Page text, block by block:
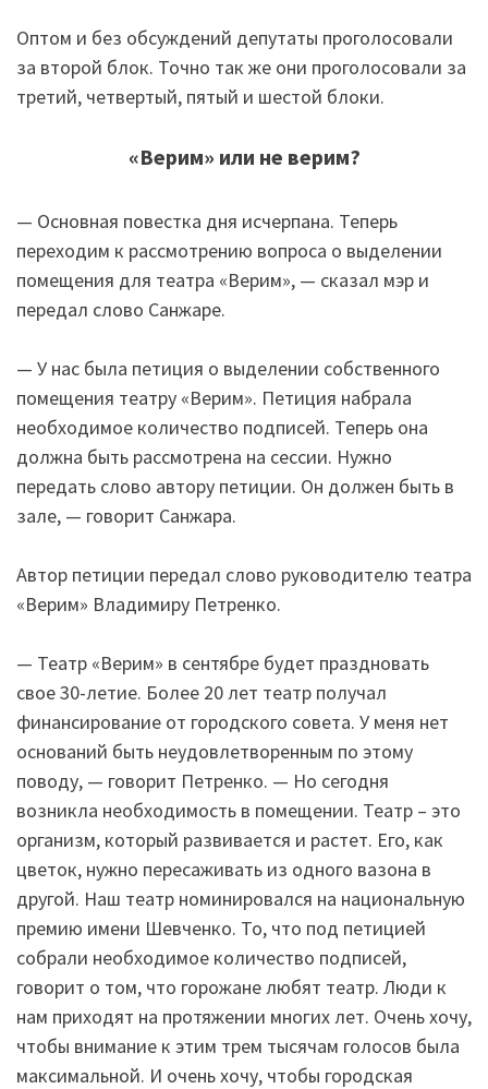
Оптом и без обсуждений депутаты проголосовали
за второй блок. Точно так же они проголосовали за
третий, четвертый, пятый и шестой блоки.
«Верим» или не верим?
— Основная повестка дня исчерпана. Теперь
переходим к рассмотрению вопроса о выделении
помещения для театра «Верим», — сказал мэр и
передал слово Санжаре.
— У нас была петиция о выделении собственного
помещения театру «Верим». Петиция набрала
необходимое количество подписей. Теперь она
должна быть рассмотрена на сессии. Нужно
передать слово автору петиции. Он должен быть в
зале, — говорит Санжара.
Автор петиции передал слово руководителю театра
«Верим» Владимиру Петренко.
— Театр «Верим» в сентябре будет праздновать
свое 30-летие. Более 20 лет театр получал
финансирование от городского совета. У меня нет
оснований быть неудовлетворенным по этому
поводу, — говорит Петренко. — Но сегодня
возникла необходимость в помещении. Театр – это
организм, который развивается и растет. Его, как
цветок, нужно пересаживать из одного вазона в
другой. Наш театр номинировался на национальную
премию имени Шевченко. То, что под петицией
собрали необходимое количество подписей,
говорит о том, что горожане любят театр. Люди к
нам приходят на протяжении многих лет. Очень хочу,
чтобы внимание к этим трем тысячам голосов была
максимальной. И очень хочу, чтобы городская